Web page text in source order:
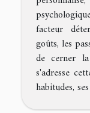
facteur
goûts, les
de cerner
s'adresse
habitudes,